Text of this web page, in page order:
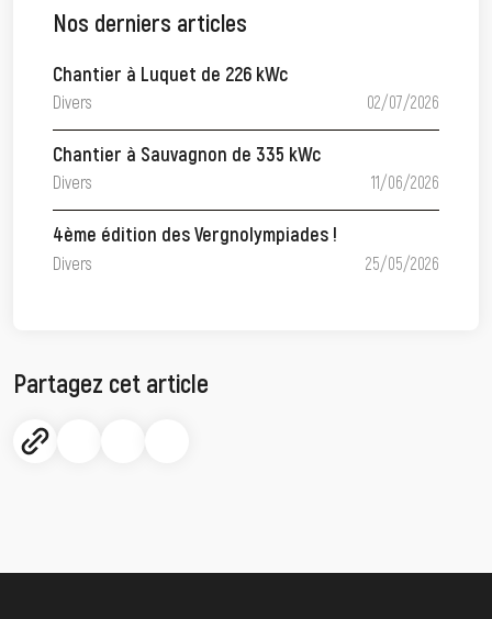
Nos derniers articles
Chantier à Luquet de 226 kWc
Divers 02/07/2026
Chantier à Sauvagnon de 335 kWc
Divers 11/06/2026
4ème édition des Vergnolympiades !
Divers 25/05/2026
Partagez cet article